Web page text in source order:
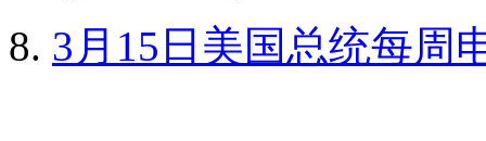
3月15日美国总统每周